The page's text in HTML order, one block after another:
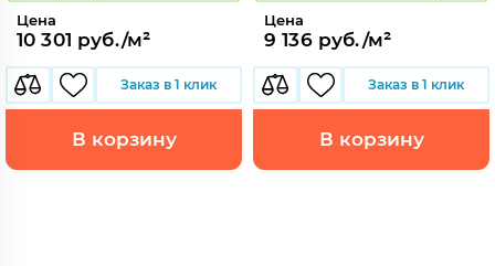
Цена
10 301 руб./м²
Заказ в 1 клик
В корзину
Цена
9 136 руб./м²
Заказ в 1 клик
В корзину